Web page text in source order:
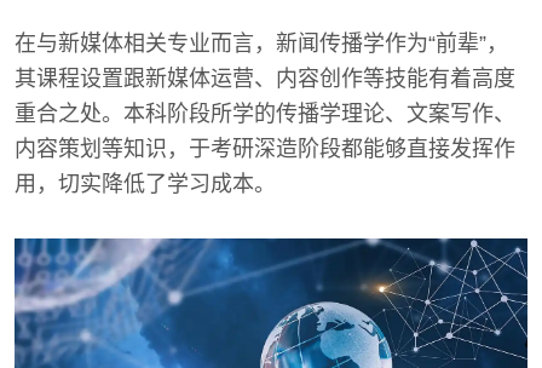
在与新媒体相关专业而言，新闻传播学作为“前辈”，
其课程设置跟新媒体运营、内容创作等技能有着高度
重合之处。本科阶段所学的传播学理论、文案写作、
内容策划等知识，于考研深造阶段都能够直接发挥作
用，切实降低了学习成本。